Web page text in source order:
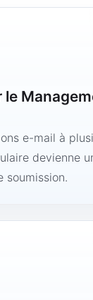
e-mail à
devienne
soumission.